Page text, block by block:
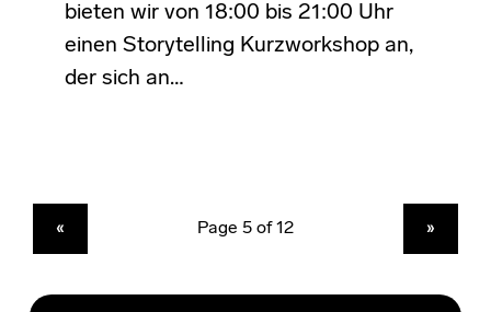
bieten wir von 18:00 bis 21:00 Uhr
einen Storytelling Kurzworkshop an,
der sich an…
« »